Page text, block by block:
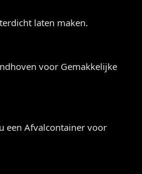
laten maken.
voor Gemakkelijke
een Afvalcontainer voor